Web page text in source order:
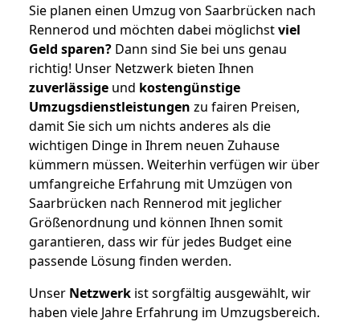
Sie planen einen Umzug von Saarbrücken nach
Rennerod und möchten dabei möglichstviel
Geld sparen? Dann sind Sie bei uns genau
richtig! Unser Netzwerk bieten Ihnen
zuverlässige und kostengünstige
Umzugsdienstleistungen zu fairen Preisen,
damit Sie sich um nichts anderes als die
wichtigen Dinge in Ihrem neuen Zuhause
kümmern müssen. Weiterhin verfügen wir über
umfangreiche Erfahrung mit Umzügen von
Saarbrücken nach Rennerod mit jeglicher
Größenordnung und können Ihnen somit
garantieren, dass wir für jedes Budget eine
passende Lösung finden werden.
Unser Netzwerk ist sorgfältig ausgewählt, wir
haben viele Jahre Erfahrung im Umzugsbereich.